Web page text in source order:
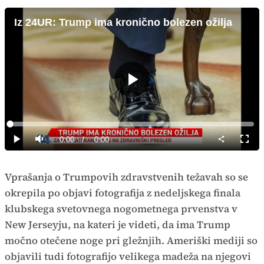
Iz 24UR: Trump ima kronično bolezen ožilja
Predvajaj
Predvajaj
Tiho Current
0:00 / Duration
0:00
Loaded:
0%
način
Vprašanja o Trumpovih zdravstvenih težavah so se
okrepila po objavi fotografija z nedeljskega finala
klubskega svetovnega nogometnega prvenstva v
New Jerseyju, na kateri je videti, da ima Trump
močno otečene noge pri gležnjih. Ameriški mediji so
objavili tudi fotografijo velikega madeža na njegovi